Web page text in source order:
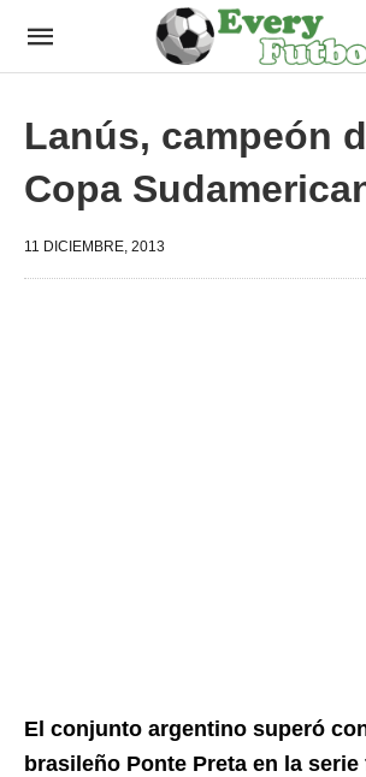
Lanús, campeón
Copa
11 DICIEMBRE, 2013
El conjunto argentino superó
brasileño Ponte Preta en la serie